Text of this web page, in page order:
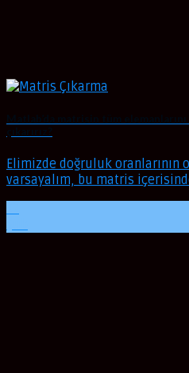
Elimizde doğruluk
varsayalım, bu matris